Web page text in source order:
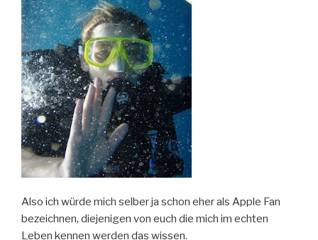
Also ich würde mich selber ja schon eher als Apple Fan
bezeichnen, diejenigen von euch die mich im echten
Leben kennen werden das wissen.